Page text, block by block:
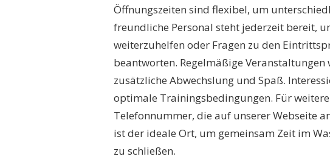
Öffnungszeiten sind flexibel, um
freundliche Personal steht jederzeit bereit,
weiterzuhelfen oder Fragen zu den
beantworten. Regelmäßige
zusätzliche Abwechslung und Spaß.
optimale Trainingsbedingungen. Für
Telefonnummer, die auf unserer Webseite
ist der ideale Ort, um gemeinsam Zeit im
zu schließen.